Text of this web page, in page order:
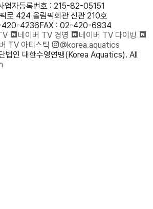
업자등록번호 : 215-82-05151
로 424 올림픽회관 신관 210호
420-4236FAX : 02-420-6934
네이버 TV 경영
네이버 TV 다이빙
TV 아티스틱
@korea.aquatics
인 대한수영연맹(Korea Aquatics). All